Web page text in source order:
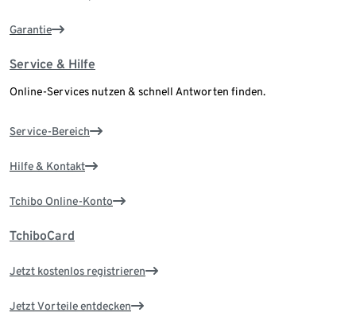
Garantie
Service & Hilfe
Online-Services nutzen & schnell Antworten finden.
Service-Bereich
Hilfe & Kontakt
Tchibo Online-Konto
TchiboCard
Jetzt kostenlos registrieren
Jetzt Vorteile entdecken